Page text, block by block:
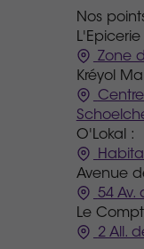
Nos
Zone
Kréyol
O'Lokal :
Avenue
54 Av.
Le
2 All.